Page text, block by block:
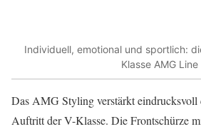
Individuell, emotional und sportlich:
Klasse AMG Line
Das AMG Styling verstärkt eindrucksvoll
Auftritt der V-Klasse. Die Frontschürze